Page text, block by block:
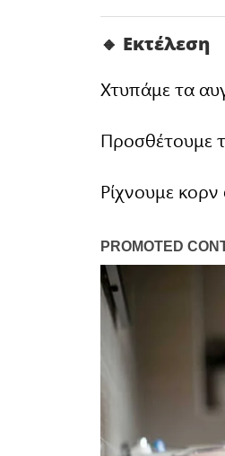
🔸 Εκτέλεση
Χτυπάμε τα
Προσθέτουμε
Ρίχνουμε κορν